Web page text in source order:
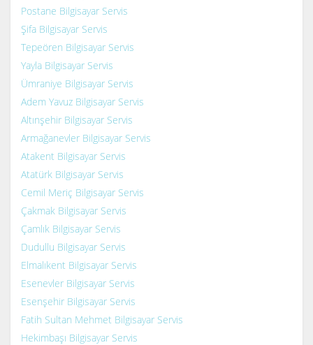
Postane Bilgisayar Servis
Şifa Bilgisayar Servis
Tepeören Bilgisayar Servis
Yayla Bilgisayar Servis
Ümraniye Bilgisayar Servis
Adem Yavuz Bilgisayar Servis
Altınşehir Bilgisayar Servis
Armağanevler Bilgisayar Servis
Atakent Bilgisayar Servis
Atatürk Bilgisayar Servis
Cemil Meriç Bilgisayar Servis
Çakmak Bilgisayar Servis
Çamlık Bilgisayar Servis
Dudullu Bilgisayar Servis
Elmalıkent Bilgisayar Servis
Esenevler Bilgisayar Servis
Esenşehir Bilgisayar Servis
Fatih Sultan Mehmet Bilgisayar Servis
Hekimbaşı Bilgisayar Servis